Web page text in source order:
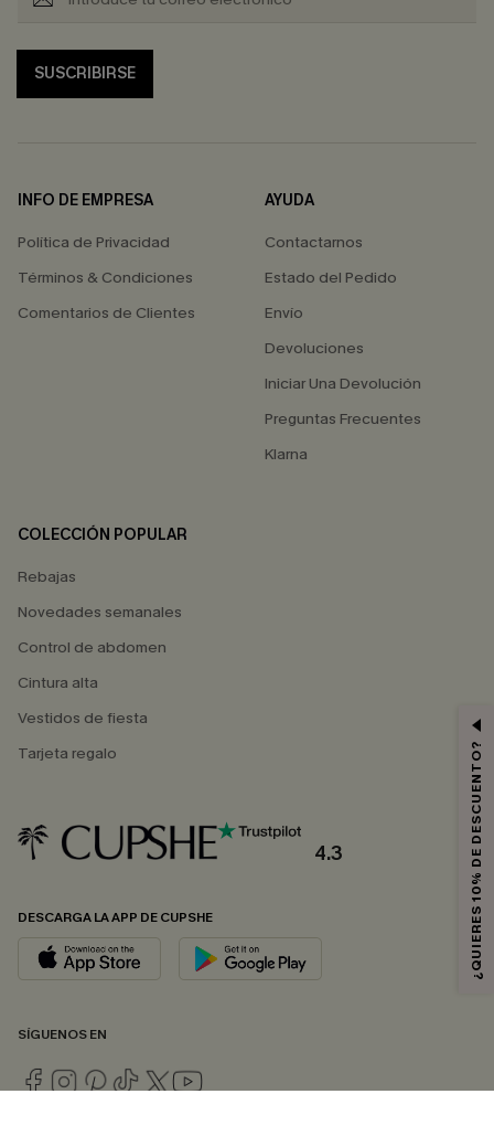
SUSCRIBIRSE
INFO DE EMPRESA
Política de Privacidad
Términos & Condiciones
Comentarios de Clientes
AYUDA
Contactarnos
Estado del Pedido
Envío
Devoluciones
Iniciar Una Devolución
Preguntas Frecuentes
Klarna
COLECCIÓN POPULAR
Rebajas
Novedades semanales
Control de abdomen
Cintura alta
Vestidos de fiesta
Tarjeta regalo
4.3
DESCARGA LA APP DE CUPSHE
SÍGUENOS EN
¿QUIERES 10% DE DESCUENTO?